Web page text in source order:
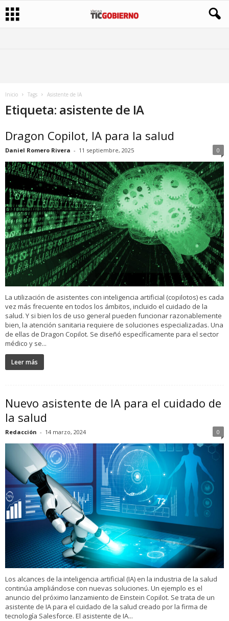
Inicio Tags Asistente de IA
Etiqueta: asistente de IA
Dragon Copilot, IA para la salud
Daniel Romero Rivera - 11 septiembre, 2025 0
La utilización de asistentes con inteligencia artificial (copilotos) es cada
vez más frecuente en todos los ámbitos, incluido el cuidado de la
salud. Y si bien los de uso general pueden funcionar razonablemente
bien, la atención sanitaria requiere de soluciones especializadas. Una
de ellas de Dragon Copilot. Se diseñó específicamente para el sector
médico y se...
Leer más
Nuevo asistente de IA para el cuidado de
la salud
Redacción - 14 marzo, 2024 0
Los alcances de la inteligencia artificial (IA) en la industria de la salud
continúa ampliándose con nuevas soluciones. Un ejemplo es el
anuncio del próximo lanzamiento de Einstein Copilot. Se trata de un
asistente de IA para el cuidado de la salud creado por la firma de
tecnología Salesforce. El asistente de IA...